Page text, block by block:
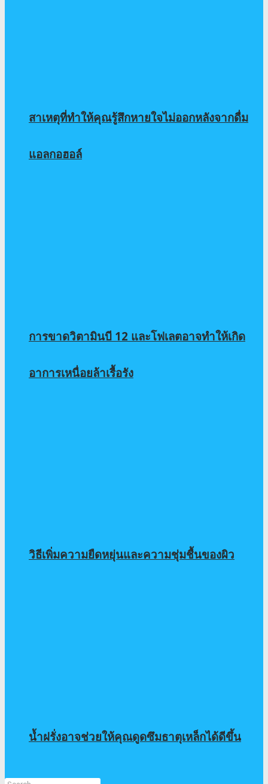
สาเหตุที่ทำให้คุณรู้สึกหายใจไม่ออกหลังจากดื่ม
แอลกอฮอล์
การขาดวิตามินบี 12 และโฟเลตอาจทำให้เกิด
อาการเหนื่อยล้าเรื้อรัง
วิธีเพิ่มความยืดหยุ่นและความชุ่มชื้นของผิว
น้ำฝรั่งอาจช่วยให้คุณดูดซึมธาตุเหล็กได้ดีขึ้น